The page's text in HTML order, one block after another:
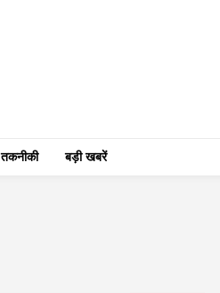
तकनीकी बड़ी खबरें